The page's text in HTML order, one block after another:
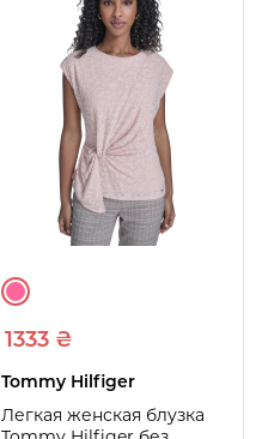
1333 ₴
Tommy Hilfiger
Легкая женская блузка